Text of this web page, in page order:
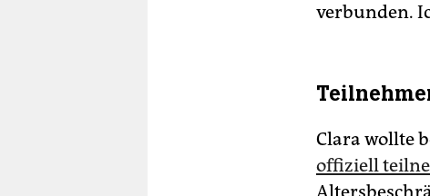
verbunden.
Clara wollte
offiziell